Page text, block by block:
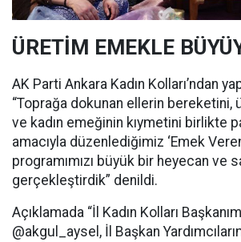
ÜRETİM EMEKLE
AK Parti Ankara Kadın Kolları’ndan
“Toprağa dokunan ellerin bereketini,
ve kadın emeğinin kıymetini birlikte
amacıyla düzenlediğimiz ‘Emek
programımızı büyük bir heyecan ve
gerçekleştirdik” denildi.
Açıklamada “İl Kadın Kolları
@akgul_aysel, İl Başkan